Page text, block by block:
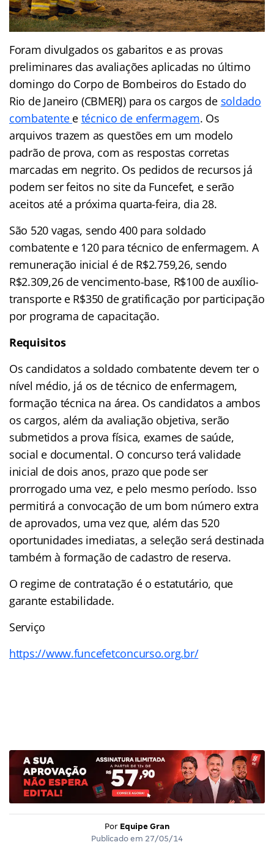
Foram divulgados os gabaritos e as provas
preliminares das avaliações aplicadas no último
domingo do Corpo de Bombeiros do Estado do
Rio de Janeiro (CBMERJ) para os cargos de soldado
combatente e técnico de enfermagem. Os
arquivos trazem as questões em um modelo
padrão de prova, com as respostas corretas
marcadas em negrito. Os pedidos de recursos já
podem ser feitos no site da Funcefet, e serão
aceitos até a próxima quarta-feira, dia 28.
São 520 vagas, sendo 400 para soldado
combatente e 120 para técnico de enfermagem. A
remuneração inicial é de R$2.759,26, sendo
R$2.309,26 de vencimento-base, R$100 de auxílio-
transporte e R$350 de gratificação por participação
por programa de capacitação.
Requisitos
Os candidatos a soldado combatente devem ter o
nível médio, já os de técnico de enfermagem,
formação técnica na área. Os candidatos a ambos
os cargos, além da avaliação objetiva, serão
submetidos a prova física, exames de saúde,
social e documental. O concurso terá validade
inicial de dois anos, prazo que pode ser
prorrogado uma vez, e pelo mesmo período. Isso
permitirá a convocação de um bom número extra
de aprovados, uma vez que, além das 520
oportunidades imediatas, a seleção será destinada
também à formação de cadastro de reserva.
O regime de contratação é o estatutário, que
garante estabilidade.
Serviço
https://www.funcefetconcurso.org.br/
Por Equipe Gran
Publicado em 27/05/14